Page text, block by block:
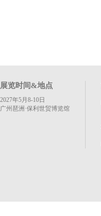
展览时间&地点
2027年5月8-10日
广州琶洲·保利世贸博览馆